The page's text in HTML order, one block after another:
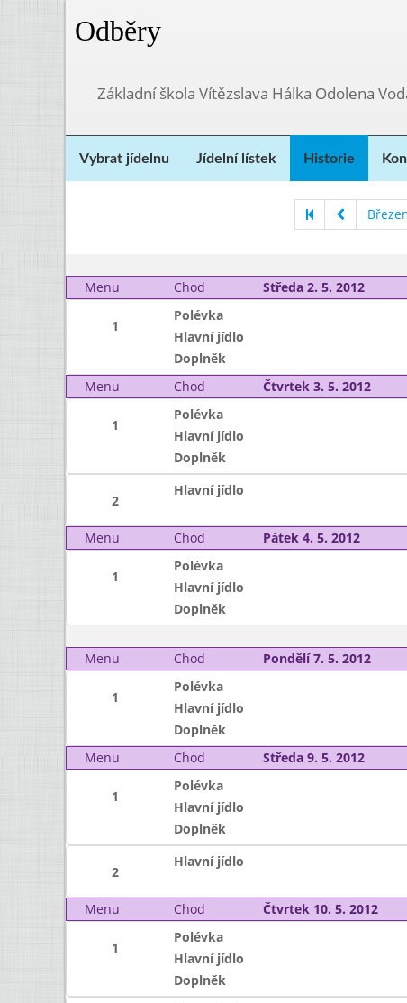
Odběry
Základní škola Vítězslava Hálka Odolena
Vybrat jídelnu Jídelní lístek Historie
Menu
Chod Středa 2. 5. 2012
1
Polévka
Hlavní jídlo
Doplněk
Menu
Chod Čtvrtek 3. 5. 2012
1
Polévka
Hlavní jídlo
Doplněk
2
Hlavní jídlo
Menu Chod Pátek 4. 5. 2012
1
Polévka
Hlavní jídlo
Doplněk
Menu
Chod Pondělí 7. 5. 2012
1
Polévka
Hlavní jídlo
Doplněk
Menu
Chod Středa 9. 5. 2012
1
Polévka
Hlavní jídlo
Doplněk
2
Hlavní jídlo
Menu Chod Čtvrtek 10. 5. 2012
1
Polévka
Hlavní jídlo
Doplněk